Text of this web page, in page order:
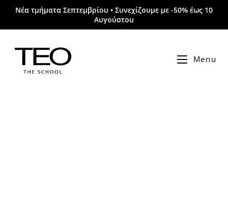
Νέα τμήματα Σεπτεμβρίου • Συνεχίζουμε με -50% έως 10
Αυγούστου
Menu